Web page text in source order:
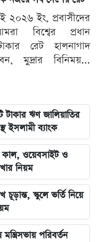
ইং, প্রবাসীদের
বিশ্বের প্রধান
রেট হালনাগাদ
মুদ্রার বিনিময়...
ঋণ জালিয়াতির
ইসলামী ব্যাংক
ওয়েবসাইট ও
নিয়ম
স্কুলে ভর্তি নিয়ে
পরিবর্তন